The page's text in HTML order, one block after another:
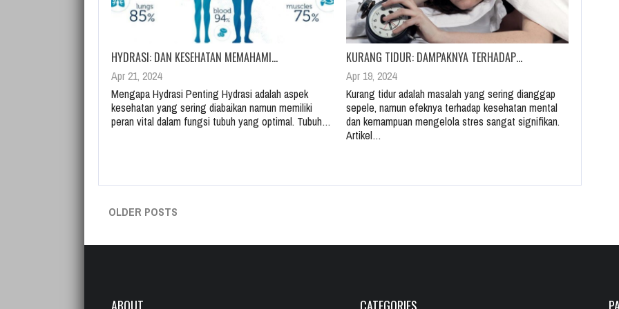
HYDRASI: DAN KESEHATAN MEMAHAMI…
Apr 21, 2024
Mengapa Hydrasi Penting Hydrasi adalah aspek
kesehatan yang sering diabaikan namun memiliki
peran vital dalam fungsi tubuh yang optimal. Tubuh…
KURANG TIDUR: DAMPAKNYA TERHADAP…
Apr 19, 2024
Kurang tidur adalah masalah yang sering dianggap
sepele, namun efeknya terhadap kesehatan mental
dan kemampuan mengelola stres sangat signifikan.
Artikel…
OLDER POSTS